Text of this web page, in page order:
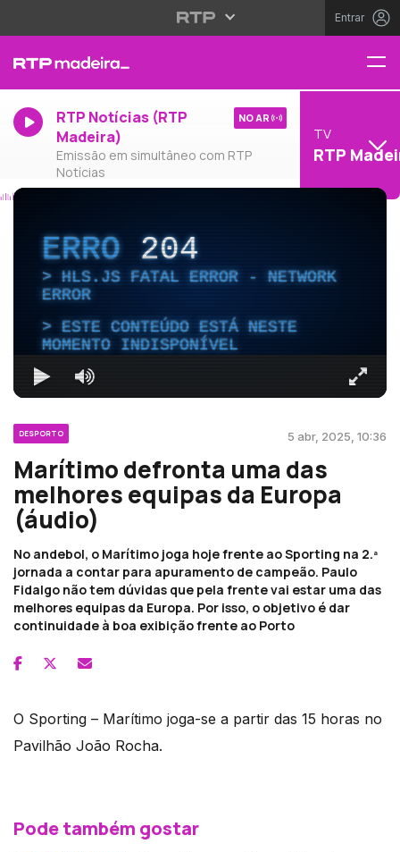
Entrar
RTP Notícias (RTP
Madeira)
Emissão em simultâneo com RTP
Notícias
NO AR
TV
RTP
ERRO204
HLS.JS FATAL ERROR - NETWORK
ERROR
ESTE CONTEÚDO ESTÁ NESTE
MOMENTO INDISPONÍVEL
DESPORTO 5 abr, 2025, 10:36
Marítimo defronta uma das
melhores equipas da Europa
(áudio)
No andebol, o Marítimo joga hoje frente ao Sporting na 2.ª
jornada a contar para apuramento de campeão. Paulo
Fidalgo não tem dúvidas que pela frente vai estar uma das
melhores equipas da Europa. Por isso, o objetivo é dar
continuidade à boa exibição frente ao Porto
O Sporting – Marítimo joga-se a partir das 15 horas no
Pavilhão João Rocha.
Pode também gostar